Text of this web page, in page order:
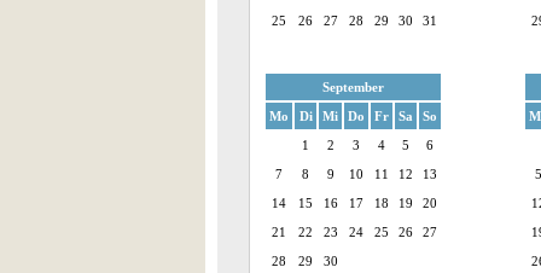
25
26 27 28 29 30 31
September
Mo
Di Mi Do Fr Sa
So
1
2 3 4 5
6
7
8 9 10 11 12
13
14
15 16 17 18 19
20
21
22 23 24 25 26
27
28
29 30
5